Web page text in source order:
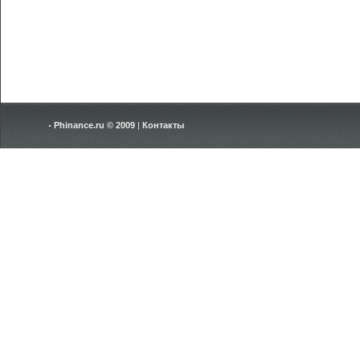
Phinance.ru © 2009 | Контакты